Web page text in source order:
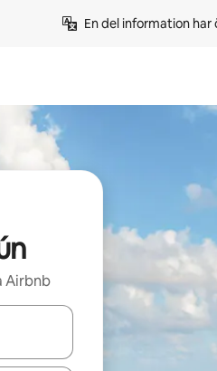
En del information
Airbnb
med upp- och nedåtpilarna